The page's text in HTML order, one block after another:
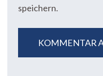
speichern.